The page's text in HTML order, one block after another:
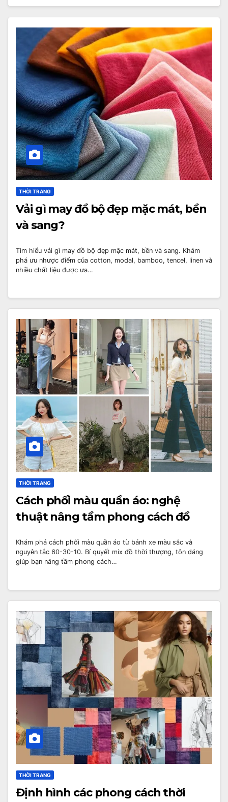
THỜI TRANG
Vải gì may đồ bộ đẹp mặc mát, bền
và sang?
Tìm hiểu vải gì may đồ bộ đẹp mặc mát, bền và sang. Khám
phá ưu nhược điểm của cotton, modal, bamboo, tencel, linen và
nhiều chất liệu được ưa…
THỜI TRANG
Cách phối màu quần áo: nghệ
thuật nâng tầm phong cách đồ
Khám phá cách phối màu quần áo từ bánh xe màu sắc và
nguyên tắc 60-30-10. Bí quyết mix đồ thời thượng, tôn dáng
giúp bạn nâng tầm phong cách…
THỜI TRANG
Định hình các phong cách thời